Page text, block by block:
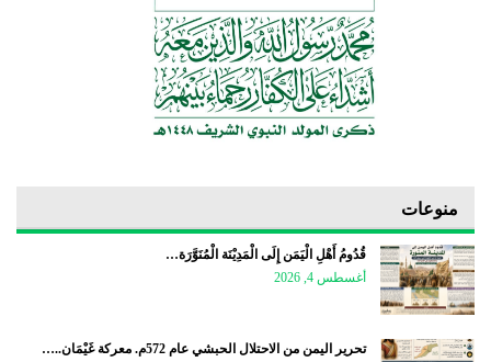
منوعات
قُدُومُ أَهْلِ الْيَمَن إِلَى الْمَدِيْنَة الْمُنَوَّرَة…
أغسطس 4, 2026
تحرير اليمن من الاحتلال الحبشي عام 572م. معركة غَيْمَان..…